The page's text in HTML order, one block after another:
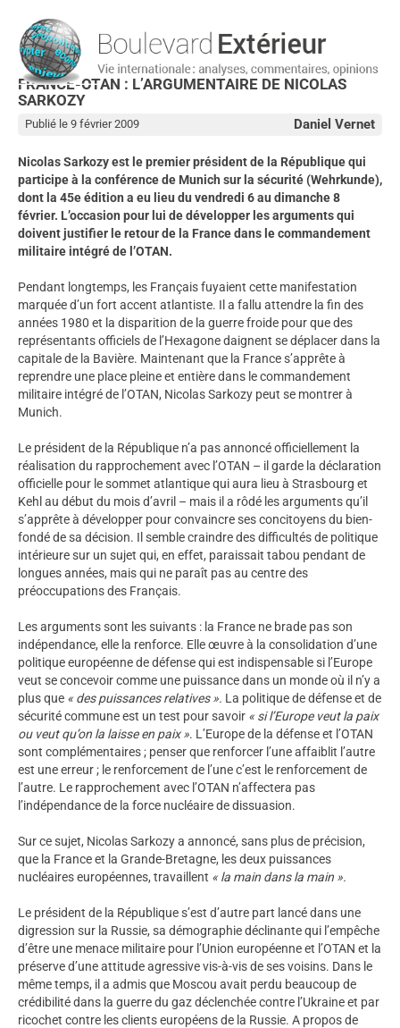
FRANCE-OTAN : L’ARGUMENTAIRE DE NICOLAS
SARKOZY
Daniel Vernet
Publié le 9 février 2009
Nicolas Sarkozy est le premier président de la République qui
participe à la conférence de Munich sur la sécurité (Wehrkunde),
dont la 45e édition a eu lieu du vendredi 6 au dimanche 8
février. L’occasion pour lui de développer les arguments qui
doivent justifier le retour de la France dans le commandement
militaire intégré de l’OTAN.
Pendant longtemps, les Français fuyaient cette manifestation
marquée d’un fort accent atlantiste. Il a fallu attendre la fin des
années 1980 et la disparition de la guerre froide pour que des
représentants officiels de l’Hexagone daignent se déplacer dans la
capitale de la Bavière. Maintenant que la France s’apprête à
reprendre une place pleine et entière dans le commandement
militaire intégré de l’OTAN, Nicolas Sarkozy peut se montrer à
Munich.
Le président de la République n’a pas annoncé officiellement la
réalisation du rapprochement avec l’OTAN – il garde la déclaration
officielle pour le sommet atlantique qui aura lieu à Strasbourg et
Kehl au début du mois d’avril – mais il a rôdé les arguments qu’il
s’apprête à développer pour convaincre ses concitoyens du bien-
fondé de sa décision. Il semble craindre des difficultés de politique
intérieure sur un sujet qui, en effet, paraissait tabou pendant de
longues années, mais qui ne paraît pas au centre des
préoccupations des Français.
Les arguments sont les suivants : la France ne brade pas son
indépendance, elle la renforce. Elle œuvre à la consolidation d’une
politique européenne de défense qui est indispensable si l’Europe
veut se concevoir comme une puissance dans un monde où il n’y a
plus que « des puissances relatives ». La politique de défense et de
sécurité commune est un test pour savoir « si l’Europe veut la paix
ou veut qu’on la laisse en paix ». L’Europe de la défense et l’OTAN
sont complémentaires ; penser que renforcer l’une affaiblit l’autre
est une erreur ; le renforcement de l’une c’est le renforcement de
l’autre. Le rapprochement avec l’OTAN n’affectera pas
l’indépendance de la force nucléaire de dissuasion.
Sur ce sujet, Nicolas Sarkozy a annoncé, sans plus de précision,
que la France et la Grande-Bretagne, les deux puissances
nucléaires européennes, travaillent « la main dans la main ».
Le président de la République s’est d’autre part lancé dans une
digression sur la Russie, sa démographie déclinante qui l’empêche
d’être une menace militaire pour l’Union européenne et l’OTAN et la
préserve d’une attitude agressive vis-à-vis de ses voisins. Dans le
même temps, il a admis que Moscou avait perdu beaucoup de
crédibilité dans la guerre du gaz déclenchée contre l’Ukraine et par
ricochet contre les clients européens de la Russie. A propos de